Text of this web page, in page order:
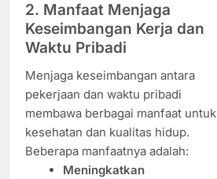
2. Manfaat Menjaga
Keseimbangan Kerja dan
Waktu Pribadi
Menjaga keseimbangan antara
pekerjaan dan waktu pribadi
membawa berbagai manfaat untuk
kesehatan dan kualitas hidup.
Beberapa manfaatnya adalah:
Meningkatkan